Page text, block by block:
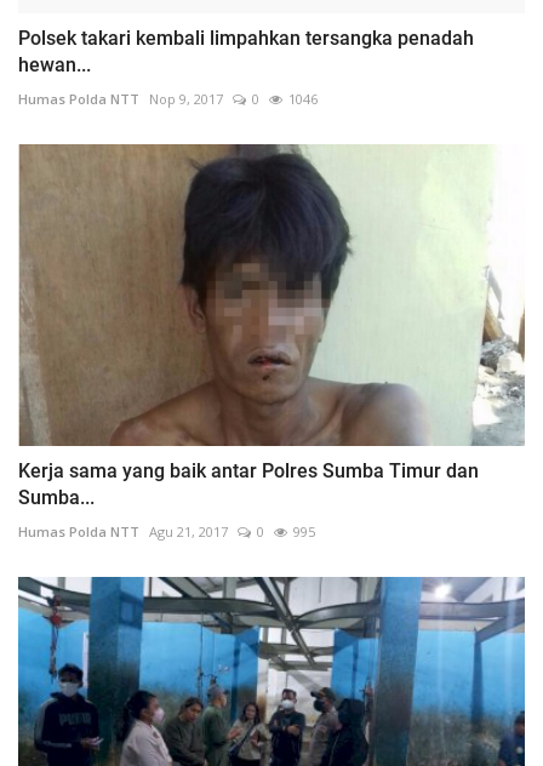
Polsek takari kembali limpahkan tersangka penadah
hewan...
Humas Polda NTT Nop 9, 2017 0 1046
Kerja sama yang baik antar Polres Sumba Timur dan
Sumba...
Humas Polda NTT Agu 21, 2017 0 995